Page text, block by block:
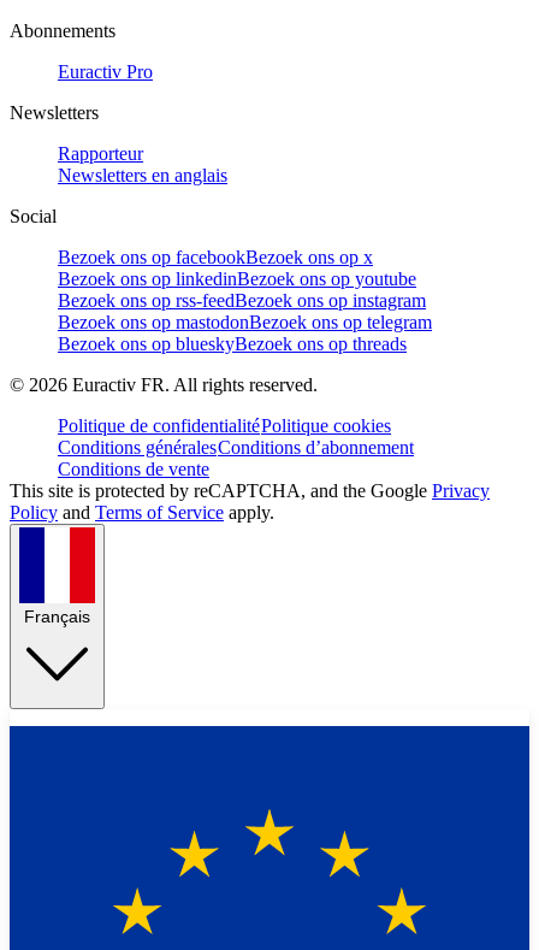
Abonnements
Euractiv Pro
Newsletters
Rapporteur
Newsletters en anglais
Social
Bezoek ons op facebookBezoek ons op x
Bezoek ons op linkedinBezoek ons op youtube
Bezoek ons op rss-feedBezoek ons op instagram
Bezoek ons op mastodonBezoek ons op telegram
Bezoek ons op blueskyBezoek ons op threads
© 2026 Euractiv FR. All rights reserved.
Politique de confidentialitéPolitique cookies
Conditions généralesConditions d’abonnement
Conditions de vente
This site is protected by reCAPTCHA, and the Google Privacy
Policy and Terms of Service apply.
Français